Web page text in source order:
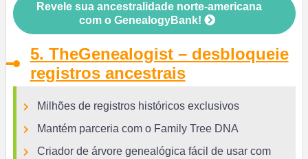
Revele sua ancestralidade norte-americana
com o GenealogyBank!
5. TheGenealogist – desbloqueie
registros ancestrais
Milhões de registros históricos exclusivos
Mantém parceria com o Family Tree DNA
Criador de árvore genealógica fácil de usar com